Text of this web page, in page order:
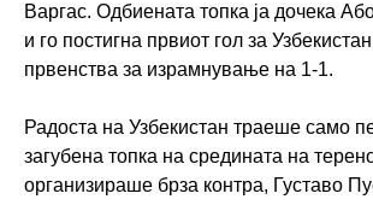
Варгас. Одбиената топка ја дочека
и го постигна првиот гол за
првенства за израмнување на 1-1.
Радоста на Узбекистан траеше само
загубена топка на средината на
организираше брза контра, Густаво